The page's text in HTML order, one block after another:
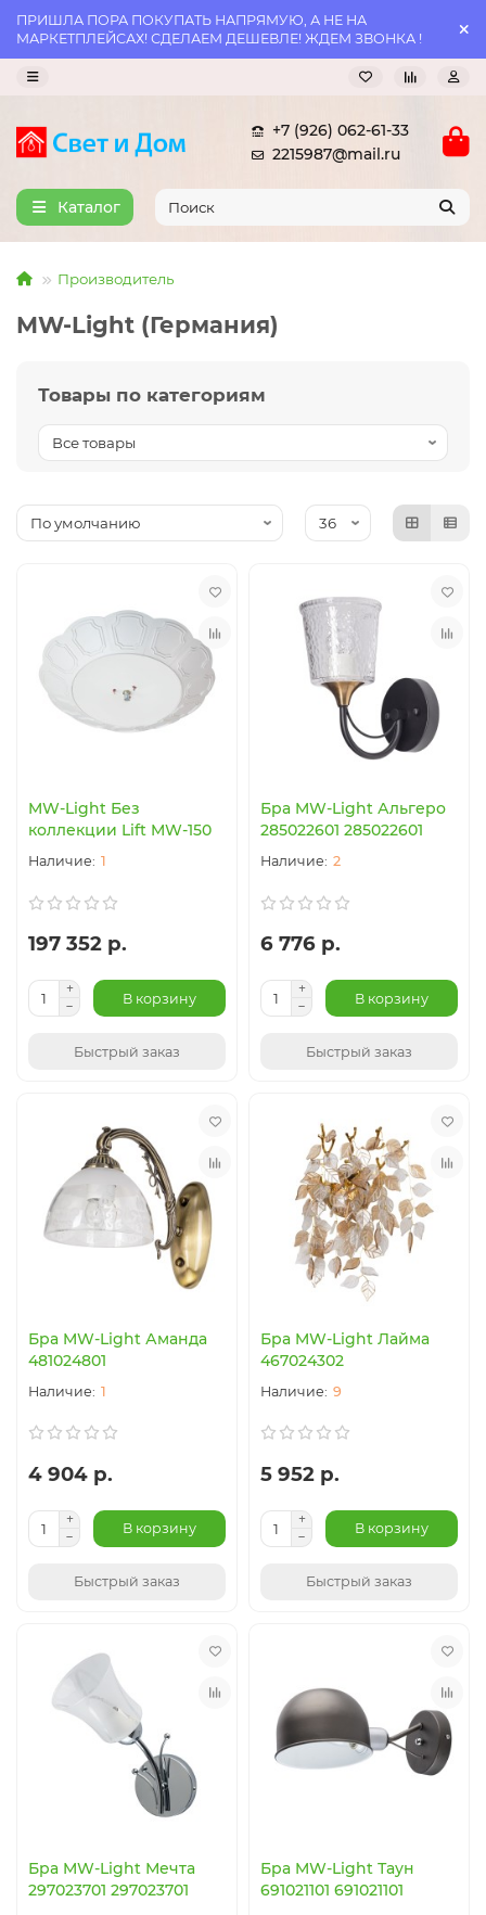
ПРИШЛА ПОРА ПОКУПАТЬ НАПРЯМУЮ, А НЕ НА
МАРКЕТПЛЕЙСАХ! СДЕЛАЕМ ДЕШЕВЛЕ! ЖДЕМ ЗВОНКА !
+7 (926) 062-61-33
2215987@mail.ru
Каталог
Производитель
MW-Light (Германия)
Товары по категориям
MW-Light Без
коллекции Lift MW-150
1
197 352 р.
В корзину
Быстрый заказ
Бра MW-Light Альгеро
285022601 285022601
2
6 776 р.
В корзину
Быстрый заказ
Бра MW-Light Аманда
481024801
1
4 904 р.
В корзину
Быстрый заказ
Бра MW-Light Лайма
467024302
9
5 952 р.
В корзину
Быстрый заказ
Бра MW-Light Мечта
297023701 297023701
Бра MW-Light Таун
691021101 691021101